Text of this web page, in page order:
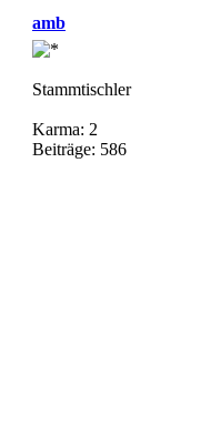
amb
Stammtischler
Karma: 2
Beiträge: 586